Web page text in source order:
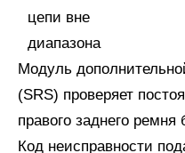
Модуль
(SRS) проверяет
правого заднего ремня
Код неисправности